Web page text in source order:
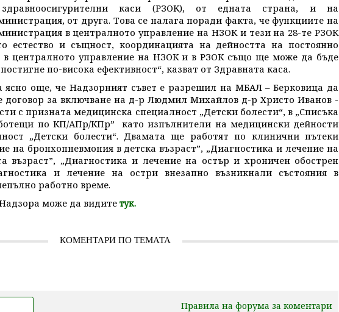
каси (РЗОК), от едната страна, и на
от друга. Това се налага поради факта, че функциите на
в централното управление на НЗОК и тези на 28-те РЗОК
естество и същност, координацията на дейността на постоянно
в централното управление на НЗОК и в РЗОК също ще може да бъде
по-висока ефективност“, казват от Здравната каса.
ясно още, че Надзорният съвет е разрешил на МБАЛ – Берковица да
договор за включване на д-р Людмил Михайлов д-р Христо Иванов -
с призната медицинска специалност „Детски болести“, в „Списъка
по КП/АПр/КПр” като изпълнители на медицински дейности
„Детски болести“. Двамата ще работят по клинични пътеки
на бронхопневмония в детска възраст”, „Диагностика и лечение на
възраст”, „Диагностика и лечение на остър и хроничен обострен
и лечение на остри внезапно възникнали състояния в
работно време.
може да видите тук.
КОМЕНТАРИ ПО ТЕМАТА
Правила на форума за коментари